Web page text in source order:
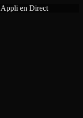
Appli en Direct